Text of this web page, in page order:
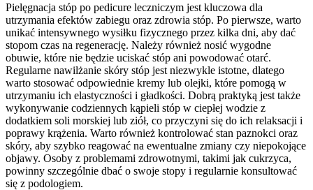
Pielęgnacja stóp po pedicure leczniczym jest kluczowa dla
utrzymania efektów zabiegu oraz zdrowia stóp. Po pierwsze, warto
unikać intensywnego wysiłku fizycznego przez kilka dni, aby dać
stopom czas na regenerację. Należy również nosić wygodne
obuwie, które nie będzie uciskać stóp ani powodować otarć.
Regularne nawilżanie skóry stóp jest niezwykle istotne, dlatego
warto stosować odpowiednie kremy lub olejki, które pomogą w
utrzymaniu ich elastyczności i gładkości. Dobrą praktyką jest także
wykonywanie codziennych kąpieli stóp w ciepłej wodzie z
dodatkiem soli morskiej lub ziół, co przyczyni się do ich relaksacji i
poprawy krążenia. Warto również kontrolować stan paznokci oraz
skóry, aby szybko reagować na ewentualne zmiany czy niepokojące
objawy. Osoby z problemami zdrowotnymi, takimi jak cukrzyca,
powinny szczególnie dbać o swoje stopy i regularnie konsultować
się z podologiem.